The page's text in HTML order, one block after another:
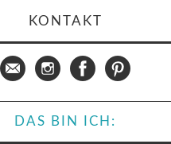
KONTAKT
DAS BIN ICH: